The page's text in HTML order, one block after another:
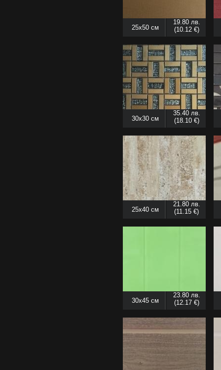
25x50 см
19.80 лв.
(10.12 €)
30x30 см
35.40 лв.
(18.10 €)
25x40 см
21.80 лв.
(11.15 €)
30x45 см
23.80 лв.
(12.17 €)